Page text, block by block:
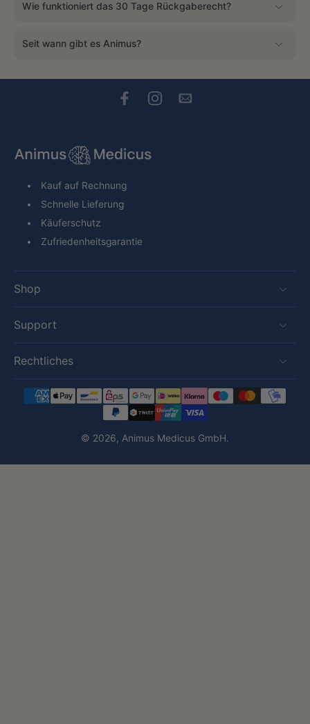
Wie funktioniert das 30 Tage Rückgaberecht?
Seit wann gibt es Animus?
Kauf auf Rechnung
Schnelle Lieferung
Käuferschutz
Zufriedenheitsgarantie
Shop
Support
Rechtliches
© 2026, Animus Medicus GmbH.